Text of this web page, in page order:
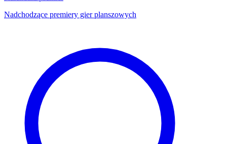
Nadchodzące premiery gier planszowych